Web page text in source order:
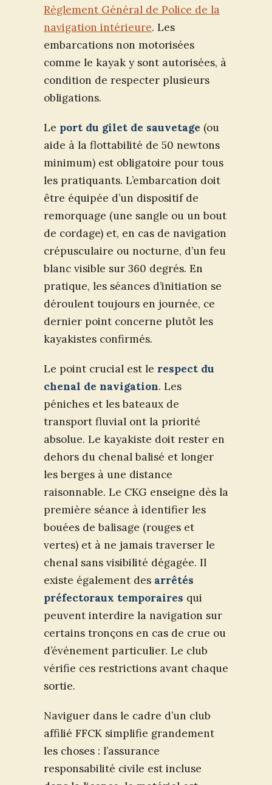
Règlement Général de Police de la
navigation intérieure. Les
embarcations non motorisées
comme le kayak y sont autorisées, à
condition de respecter plusieurs
obligations.
Le port du gilet de sauvetage (ou
aide à la flottabilité de 50 newtons
minimum) est obligatoire pour tous
les pratiquants. L’embarcation doit
être équipée d’un dispositif de
remorquage (une sangle ou un bout
de cordage) et, en cas de navigation
crépusculaire ou nocturne, d’un feu
blanc visible sur 360 degrés. En
pratique, les séances d’initiation se
déroulent toujours en journée, ce
dernier point concerne plutôt les
kayakistes confirmés.
Le point crucial est le respect du
chenal de navigation. Les
péniches et les bateaux de
transport fluvial ont la priorité
absolue. Le kayakiste doit rester en
dehors du chenal balisé et longer
les berges à une distance
raisonnable. Le CKG enseigne dès la
première séance à identifier les
bouées de balisage (rouges et
vertes) et à ne jamais traverser le
chenal sans visibilité dégagée. Il
existe également des arrêtés
préfectoraux temporaires qui
peuvent interdire la navigation sur
certains tronçons en cas de crue ou
d’événement particulier. Le club
vérifie ces restrictions avant chaque
sortie.
Naviguer dans le cadre d’un club
affilié FFCK simplifie grandement
les choses : l’assurance
responsabilité civile est incluse